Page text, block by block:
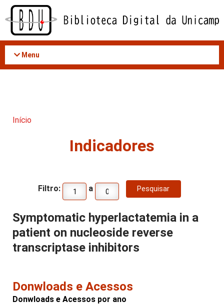
Acessar
conteúdo
Menu
Início
Indicadores
Filtro: a
Symptomatic hyperlactatemia in a
patient on nucleoside reverse
transcriptase inhibitors
Donwloads e Acessos
Donwloads e Acessos por ano